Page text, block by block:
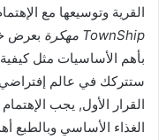
القرية وتوسيعها مع
TownShip مهكرة
بعرض
بأهم الأساسيات مثل كيفية
ستتركك في عالم
القرار الأول, يجب
الغذاء الأساسي وبالطبع